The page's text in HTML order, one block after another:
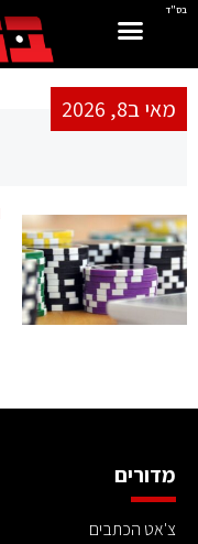
בס"ד
מאי ב8, 2026
מדורים
צ'אט הכתבים